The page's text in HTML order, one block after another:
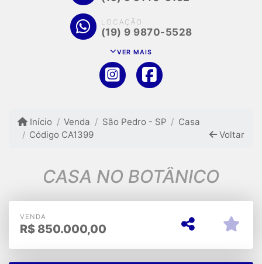
LOCAÇÃO
(19) 9 9870-5528
VER MAIS
Início Venda São Pedro - SP
Casa
Código CA1399
Voltar
CASA NO BOTÂNICO
VENDA
R$ 850.000,00